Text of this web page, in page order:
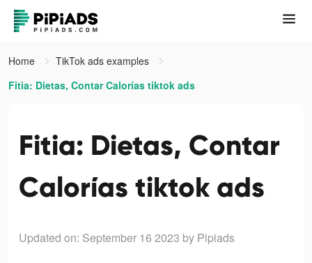
Home
TikTok ads examples
Fitia: Dietas, Contar Calorías tiktok ads
Fitia: Dietas, Contar
Calorías tiktok ads
Updated on: September 16 2023 by Pipiads